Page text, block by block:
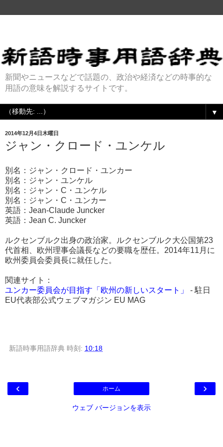
新聞やニュースなどで話題の、政治や経済などの時事的な
用語の意味を解説するサイトです。
▼
2014年12月4日木曜日
ジャン・クロード・ユンケル
別名：ジャン・クロード・ユンカー
別名：ジャン・ユンケル
別名：ジャン・C・ユンケル
別名：ジャン・C・ユンカー
英語：Jean-Claude Juncker
英語：Jean C. Juncker
ルクセンブルク出身の政治家。ルクセンブルク大公国第23
代首相、欧州理事会議長などの要職を歴任。2014年11月に
欧州委員会委員長に就任した。
関連サイト：
ユンカー委員会が目指す「欧州の新しいスタート」
- 駐日
EU代表部公式ウェブマガジン EU MAG
新語時事用語辞典 時刻: 10:18
‹ ›
ホーム
ウェブ バージョンを表示